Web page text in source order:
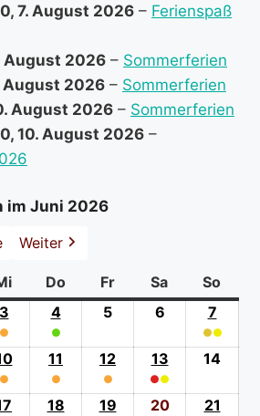
, 7. August 2026 – Ferienspaß
August 2026 – Sommerferien
August 2026 – Sommerferien
August 2026 – Sommerferien
, 10. August 2026 –
im Juni 2026
Weiter
Mittwoch
DoDonnerstag
FrFreitag
Sa Samstag
So
3
2026
●
(1
event
category)
44.
2026
●
(1
event
category)
5
2026
event
categories)
6
2026
event
categories)
7
Juni
2026
●●
(2
10.
2026
●
(1
11
2026
●
(1
12
2026
●
(1
13
Juni
2026
●●
(2
14
event
18 19 2020.
21